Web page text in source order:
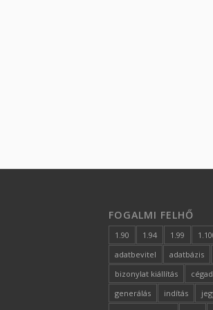
FOGALMI FELHŐ
1.90 1.94 1.99
adatbevitel
adatbázis
bizonylat kiállítás
generálás
indítás